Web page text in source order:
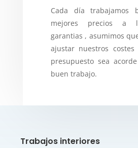
Cada día trabajamos
mejores precios a
garantias , asumimos
ajustar nuestros
presupuesto sea
buen trabajo.
Trabajos interiores